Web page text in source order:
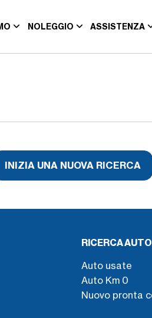
NOLEGGIO ASSISTENZA
INIZIA UNA NUOVA RICERCA
RICERCA AUTO
Auto usate
Auto Km 0
Nuovo pronta